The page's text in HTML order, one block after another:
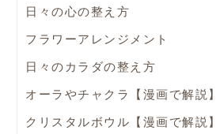
日々の心の整え方
フラワーアレンジメント
日々のカラダの整え方
オーラやチャクラ【漫画で解説】
クリスタルボウル【漫画で解説】